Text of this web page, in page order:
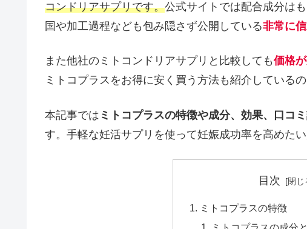
コンドリアサプリです。公式サイトでは配合成分は
国や加工過程なども包み隠さず公開している非常に
また他社のミトコンドリアサプリと比較しても価格
ミトコプラスをお得に安く買う方法も紹介している
本記事では ミトコプラスの特徴や成分、効果、口コ
す。手軽な妊活サプリを使って妊娠成功率を高めた
目次
ミトコプラスの特徴